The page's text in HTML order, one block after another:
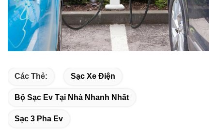
Các Thẻ: Sạc Xe Điện
Bộ Sạc Ev Tại Nhà Nhanh Nhất
Sạc 3 Pha Ev